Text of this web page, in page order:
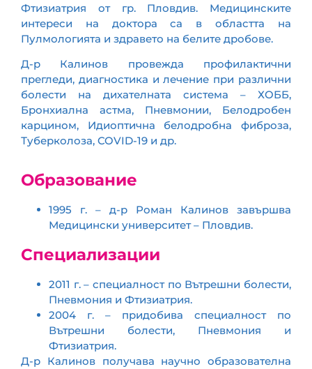
Фтизиатрия от гр. Пловдив. Медицинските
интереси на доктора са в областта на
Пулмологията и здравето на белите дробове.
Д-р Калинов провежда профилактични
прегледи, диагностика и лечение при различни
болести на дихателната система – ХОББ,
Бронхиална астма, Пневмонии, Белодробен
карцином, Идиоптична белодробна фиброза,
Туберколоза, COVID-19 и др.
Образование
1995 г. – д-р Роман Калинов завършва
Медицински университет – Пловдив.
Специализации
2011 г. – специалност по Вътрешни болести,
Пневмония и Фтизиатрия.
2004 г. – придобива специалност по
Вътрешни болести, Пневмония и
Фтизиатрия.
Д-р Калинов получава научно образователна